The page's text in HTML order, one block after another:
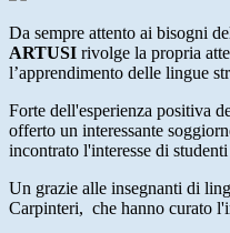
Da sempre attento ai bisogni
ARTUSI rivolge la propria
l’apprendimento delle lingue
Forte dell'esperienza positiva
offerto un interessante
incontrato l'interesse di
Un grazie alle insegnanti di
Carpinteri, che hanno curato